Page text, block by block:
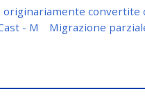
originariamente convertite
- M
Migrazione